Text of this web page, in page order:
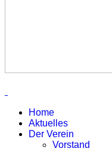
Home
Aktuelles
Der Verein
Vorstand